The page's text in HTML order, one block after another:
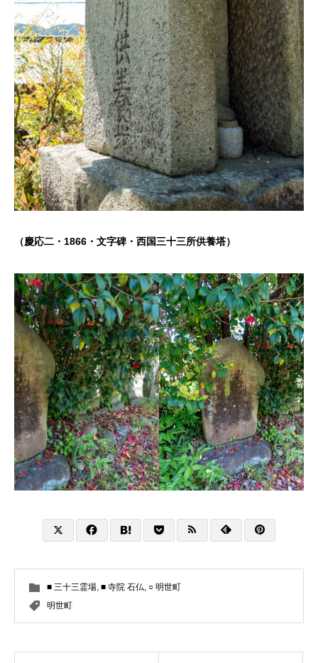
（慶応二・1866・文字碑・西国三十三所供養塔）
■ 三十三霊場 ■ 寺院 石仏 ○ 明世町
明世町